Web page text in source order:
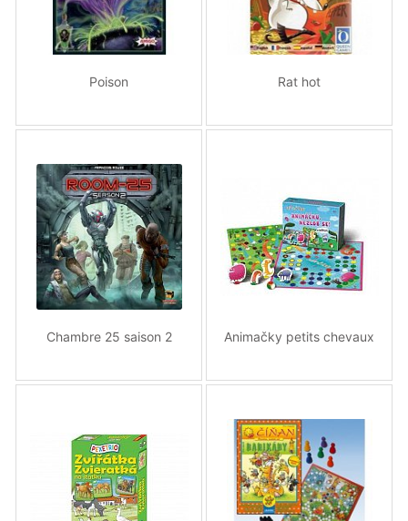
Poison Rat hot
Chambre 25 saison 2 Animačky petits chevaux